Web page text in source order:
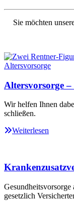
Sie möchten
Altersvorsorge
Wir helfen Ihnen
schließen.
Weiterlesen
gesetzlich